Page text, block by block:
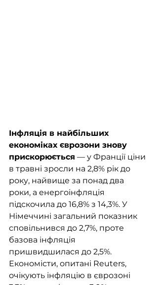
Інфляція в найбільших
економіках єврозони знову
прискорюється — у Франції ціни
в травні зросли на 2,8% рік до
року, найвище за понад два
роки, а енергоінфляція
підскочила до 16,8% з 14,3%. У
Німеччині загальний показник
сповільнився до 2,7%, проте
базова інфляція
пришвидшилася до 2,5%.
Економісти, опитані Reuters,
очікують інфляцію в єврозоні